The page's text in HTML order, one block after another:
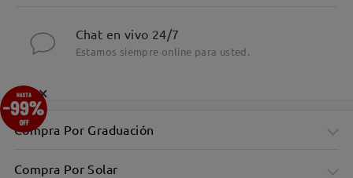
Chat en vivo 24/7
Estamos siempre online para usted.
Compra Por Graduación
Compra Por Solar
×